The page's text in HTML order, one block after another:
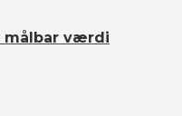
målbar værdi